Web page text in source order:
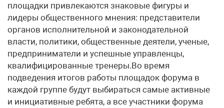
площадки привлекаются знаковые фигуры и
лидеры общественного мнения: представители
органов исполнительной и законодательной
власти, политики, общественные деятели, ученые,
предприниматели и успешные управленцы,
квалифицированные тренеры.Во время
подведения итогов работы площадок форума в
каждой группе будут выбираться самые активные
и инициативные ребята, а все участники форума